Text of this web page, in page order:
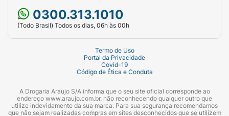
0300.313.1010
(Todo Brasil) Todos os dias, 06h às 00h
Termo de Uso
Portal da Privacidade
Covid-19
Código de Ética e Conduta
A Drogaria Araujo S/A informa que o seu site oficial corresponde ao
endereço www.araujo.com.br, não reconhecendo qualquer outro que
utilize indevidamente da sua marca. Para sua segurança recomendamos
que não sejam realizadas compras em sites desconhecidos que se utilizem